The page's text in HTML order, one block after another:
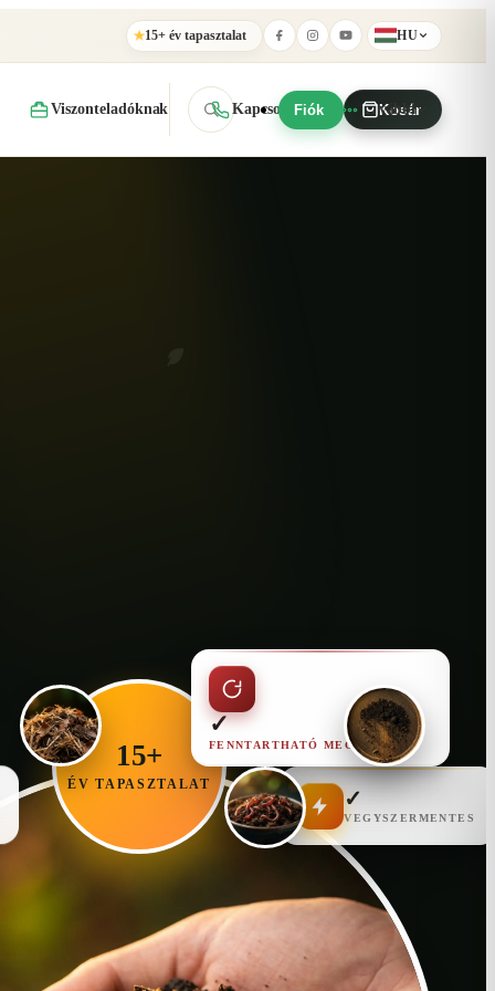
★15+ év tapasztalat HU
Viszonteladóknak Kapcsolat További
Fiók Kosár
15+
ÉV TAPASZTALAT ✓
VEGYSZERMENTES
✓
FENNTARTHATÓ MEGOLDÁS